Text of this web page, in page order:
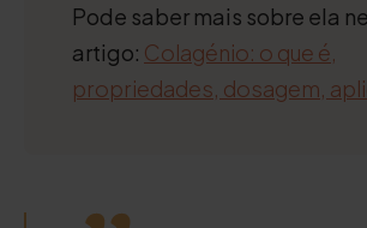
Pode saber mais sobre ela
artigo: Colagénio: o que é,
propriedades, dosagem,